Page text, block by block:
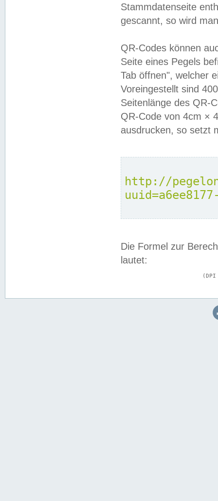
Stammdatenseite
gescannt, so wird
QR-Codes können
Seite eines Pegels
Tab öffnen", welcher
Voreingestellt sind
Seitenlänge des QR-
QR-Code von 4cm ×
ausdrucken, so setzt
http://
Die Formel zur
lautet: